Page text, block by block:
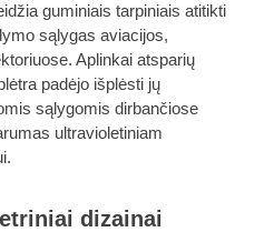
guminiais tarpiniais atitikti
sąlygas aviacijos,
Aplinkai atsparių
padėjo išplėsti jų
sąlygomis dirbančiose
ultravioletiniam
dizainai